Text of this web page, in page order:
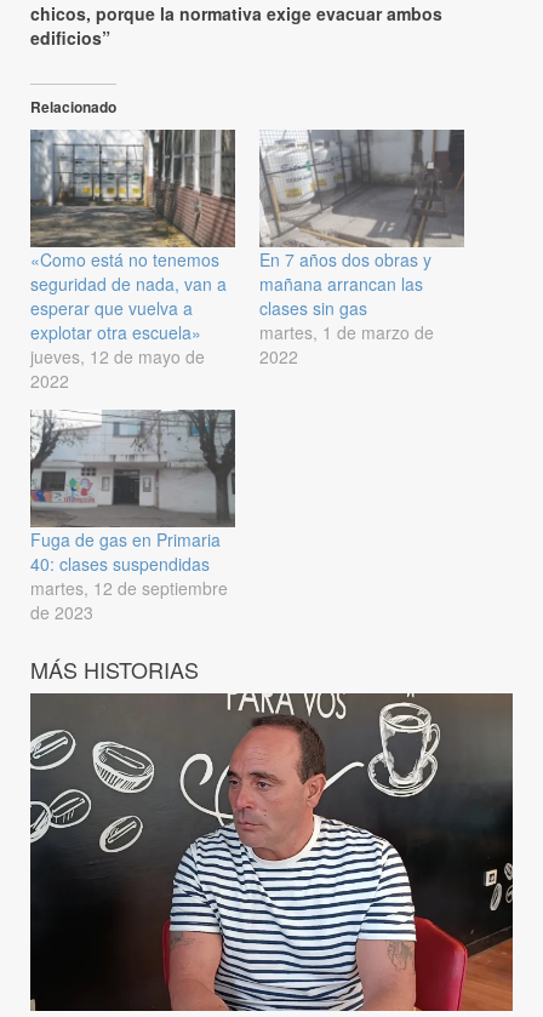
chicos, porque la normativa exige evacuar ambos
edificios”
Relacionado
«Como está no tenemos
seguridad de nada, van a
esperar que vuelva a
explotar otra escuela»
jueves, 12 de mayo de
2022
En 7 años dos obras y
mañana arrancan las
clases sin gas
martes, 1 de marzo de
2022
Fuga de gas en Primaria
40: clases suspendidas
martes, 12 de septiembre
de 2023
MÁS HISTORIAS